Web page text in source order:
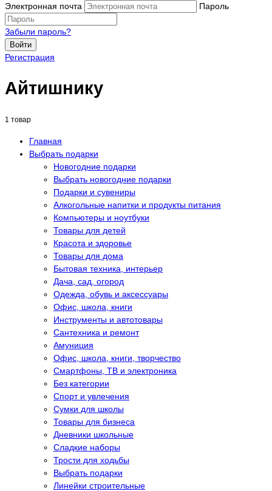
Электронная почта
Пароль
Забыли пароль?
Войти
Регистрация
Айтишнику
1 товар
Главная
Выбрать подарки
Новогодние подарки
Выбрать новогодние подарки
Подарки и сувениры
Алкогольные напитки и продукты питания
Компьютеры и ноутбуки
Товары для детей
Красота и здоровье
Товары для дома
Бытовая техника, интерьер
Дача, сад, огород
Одежда, обувь и аксессуары
Офис, школа, книги
Инструменты и автотовары
Сантехника и ремонт
Амуниция
Офис, школа, книги, творчество
Смартфоны, ТВ и электроника
Без категории
Спорт и увлечения
Сумки для школы
Товары для бизнеса
Дневники школьные
Сладкие наборы
Трости для ходьбы
Выбрать подарки
Линейки строительные